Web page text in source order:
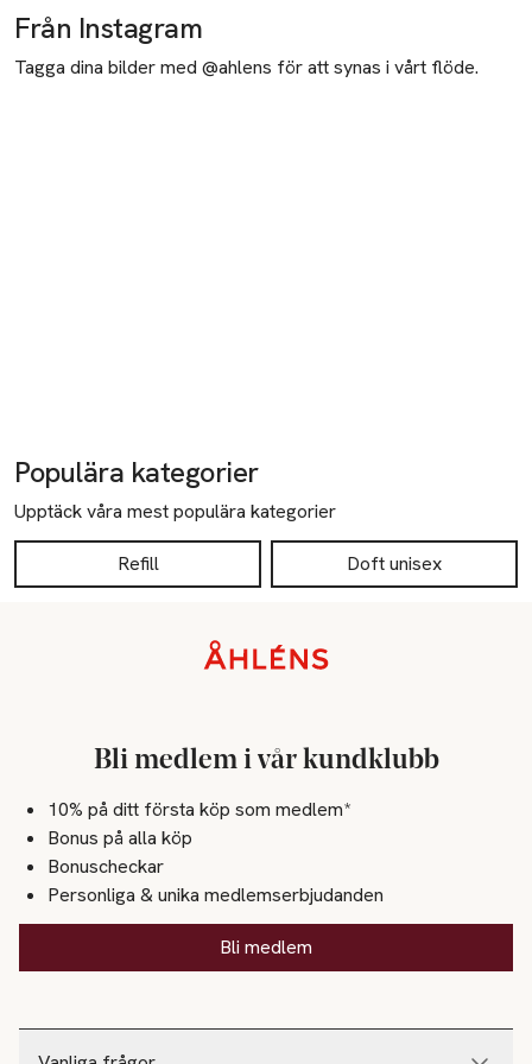
Från Instagram
Tagga dina bilder med @ahlens för att synas i vårt flöde.
Populära kategorier
Upptäck våra mest populära kategorier
Refill Doft unisex
Bli medlem i vår kundklubb
10% på ditt första köp som medlem*
Bonus på alla köp
Bonuscheckar
Personliga & unika medlemserbjudanden
Bli medlem